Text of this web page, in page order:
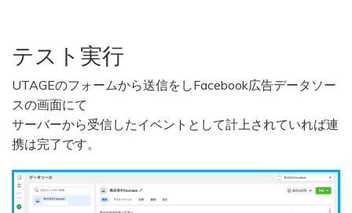
テスト実行
UTAGEのフォームから送信をしFacebook広告データソー
スの画面にて
サーバーから受信したイベントとして計上されていれば連
携は完了です。